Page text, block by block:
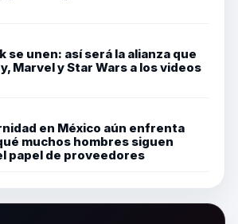
se unen: así será la alianza que
Marvel y Star Wars a los videos
en México aún enfrenta
muchos hombres siguen
papel de proveedores